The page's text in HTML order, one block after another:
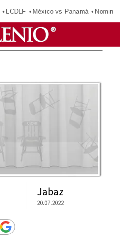
LCDLF México vs Panamá
Jabaz
20.07.2022